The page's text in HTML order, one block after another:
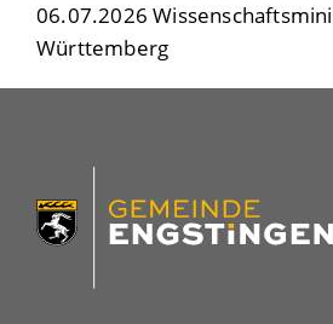
06.07.2026
Württemberg